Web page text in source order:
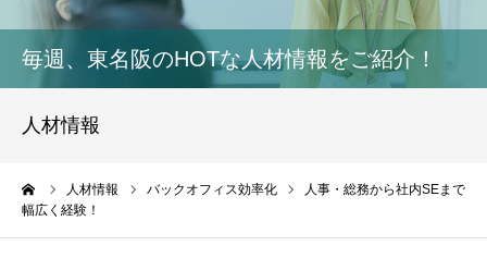
毎週、東名阪のHOTな人材情報をご紹介！
人材情報
人材情報 バックオフィス効率化
人事・総務から社内SEまで
幅広く経験！
活用事例
インタビュー